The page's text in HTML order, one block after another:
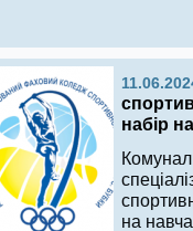
набір
на